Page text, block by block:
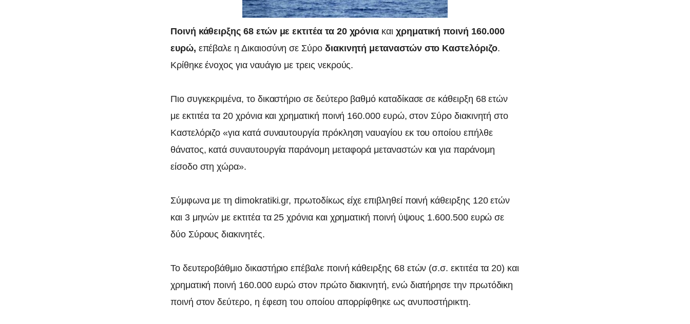
Ποινή κάθειρξης 68 ετών με εκτιτέα τα 20 χρόνια καιχρηματική ποινή 160.000
ευρώ, επέβαλε η Δικαιοσύνη σε Σύρο διακινητή μεταναστών στο Καστελόριζο.
Κρίθηκε ένοχος για ναυάγιο με τρεις νεκρούς.
Πιο συγκεκριμένα, το δικαστήριο σε δεύτερο βαθμό καταδίκασε σε κάθειρξη 68 ετών
με εκτιτέα τα 20 χρόνια και χρηματική ποινή 160.000 ευρώ, στον Σύρο διακινητή στο
Καστελόριζο «για κατά συναυτουργία πρόκληση ναυαγίου εκ του οποίου επήλθε
θάνατος, κατά συναυτουργία παράνομη μεταφορά μεταναστών και για παράνομη
είσοδο στη χώρα».
Σύμφωνα με τη dimokratiki.gr, πρωτοδίκως είχε επιβληθεί ποινή κάθειρξης 120 ετών
και 3 μηνών με εκτιτέα τα 25 χρόνια και χρηματική ποινή ύψους 1.600.500 ευρώ σε
δύο Σύρους διακινητές.
Το δευτεροβάθμιο δικαστήριο επέβαλε ποινή κάθειρξης 68 ετών (σ.σ. εκτιτέα τα 20) και
χρηματική ποινή 160.000 ευρώ στον πρώτο διακινητή, ενώ διατήρησε την πρωτόδικη
ποινή στον δεύτερο, η έφεση του οποίου απορρίφθηκε ως ανυποστήρικτη.